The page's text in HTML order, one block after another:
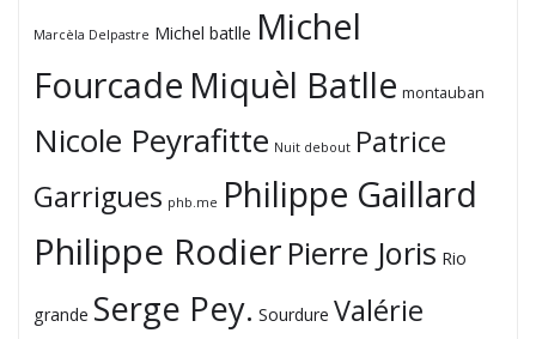
Marcèla Delpastre Michel batlle Michel
Fourcade Miquèl Batlle montauban
Nicole Peyrafitte Nuit debout Patrice
Garrigues phb.me Philippe Gaillard
Philippe Rodier Pierre Joris Rio
grande Serge Pey. Sourdure Valérie